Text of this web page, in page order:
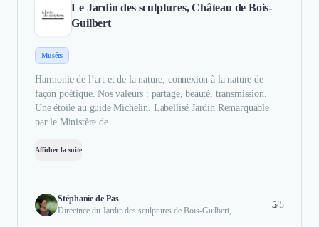
Le Jardin des sculptures, Château de Bois-
Guilbert
Musées
Harmonie de l’art et de la nature, connexion à la nature de
façon poétique. Nos valeurs : partage, beauté, transmission.
Une étoile au guide Michelin. Labellisé Jardin Remarquable
par le Ministère de ...
Afficher la suite
Stéphanie de Pas
Directrice du Jardin des sculptures de Bois-Guilbert,
5/5